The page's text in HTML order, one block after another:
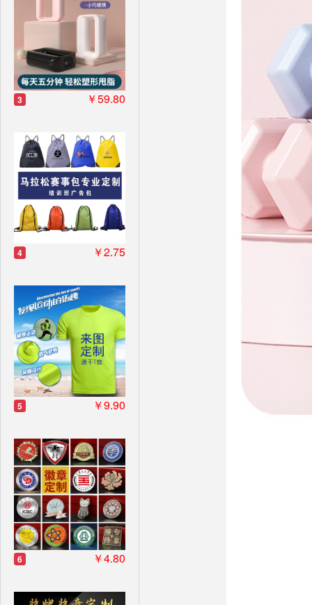
3 ￥59.80
4 ￥2.75
5 ￥9.90
6 ￥4.80